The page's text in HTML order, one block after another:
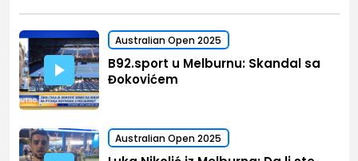
Australian Open 2025
B92.sport u Melburnu: Skandal sa
Đokovićem
Australian Open 2025